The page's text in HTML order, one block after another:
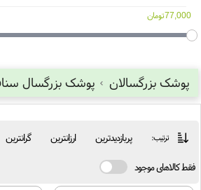
77,000تومان
پوشک بزرگسالان پوشک بزرگسال
ترتیب: پربازدیدترین ارزانترین گرانترین
فقط کالاهای موجود